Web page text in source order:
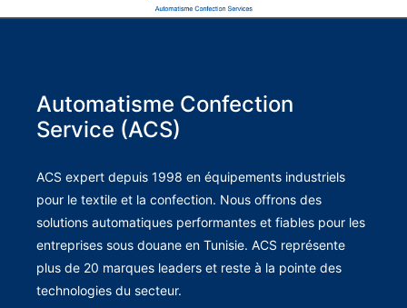
Automatisme Confection
Service (ACS)
ACS expert depuis 1998 en équipements industriels
pour le textile et la confection. Nous offrons des
solutions automatiques performantes et fiables pour les
entreprises sous douane en Tunisie. ACS représente
plus de 20 marques leaders et reste à la pointe des
technologies du secteur.